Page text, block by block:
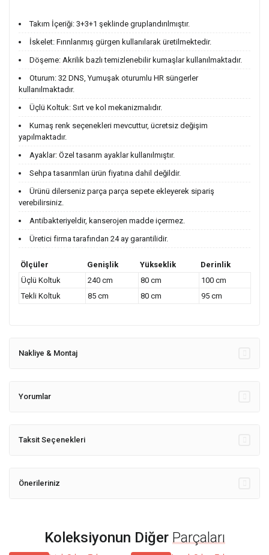
Takım İçeriği: 3+3+1 şeklinde gruplandırılmıştır.
İskelet: Fırınlanmış gürgen kullanılarak üretilmektedir.
Döşeme: Akrilik bazlı temizlenebilir kumaşlar kullanılmaktadır.
Oturum: 32 DNS, Yumuşak oturumlu HR süngerler
kullanılmaktadır.
Üçlü Koltuk: Sırt ve kol mekanizmalıdır.
Kumaş renk seçenekleri mevcuttur, ücretsiz değişim
yapılmaktadır.
Ayaklar: Özel tasarım ayaklar kullanılmıştır.
Sehpa tasarımları ürün fiyatına dahil değildir.
Ürünü dilerseniz parça parça sepete ekleyerek sipariş
verebilirsiniz.
Antibakteriyeldir, kanserojen madde içermez.
Üretici firma tarafından 24 ay garantilidir.
Ölçüler Genişlik Yükseklik
Derinlik
Üçlü Koltuk
240 cm 80 cm
100 cm
Tekli Koltuk
85 cm 80 cm 95 cm
Nakliye & Montaj
Yorumlar
Taksit Seçenekleri
Önerileriniz
Koleksiyonun Diğer Parçaları